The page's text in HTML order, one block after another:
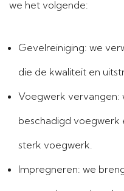
we het volgende:
Gevelreiniging: we
die de kwaliteit en
Voegwerk vervangen:
beschadigd voegwerk
sterk voegwerk.
Impregneren: we